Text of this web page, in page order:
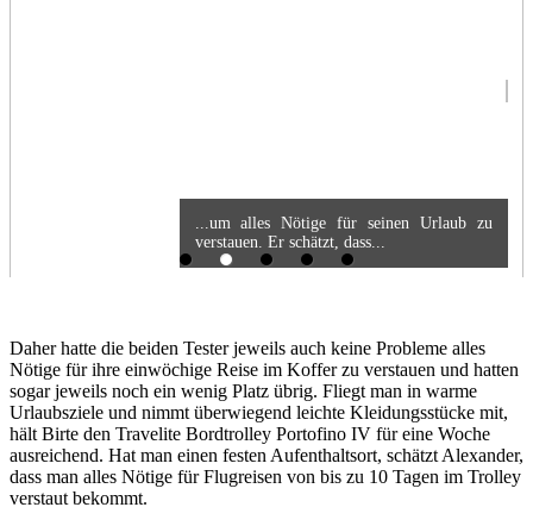
...um alles Nötige für seinen Urlaub zu
verstauen. Er schätzt, dass...
Daher hatte die beiden Tester jeweils auch keine Probleme alles
Nötige für ihre einwöchige Reise im Koffer zu verstauen und hatten
sogar jeweils noch ein wenig Platz übrig. Fliegt man in warme
Urlaubsziele und nimmt überwiegend leichte Kleidungsstücke mit,
hält Birte den Travelite Bordtrolley Portofino IV für eine Woche
ausreichend. Hat man einen festen Aufenthaltsort, schätzt Alexander,
dass man alles Nötige für Flugreisen von bis zu 10 Tagen im Trolley
verstaut bekommt.